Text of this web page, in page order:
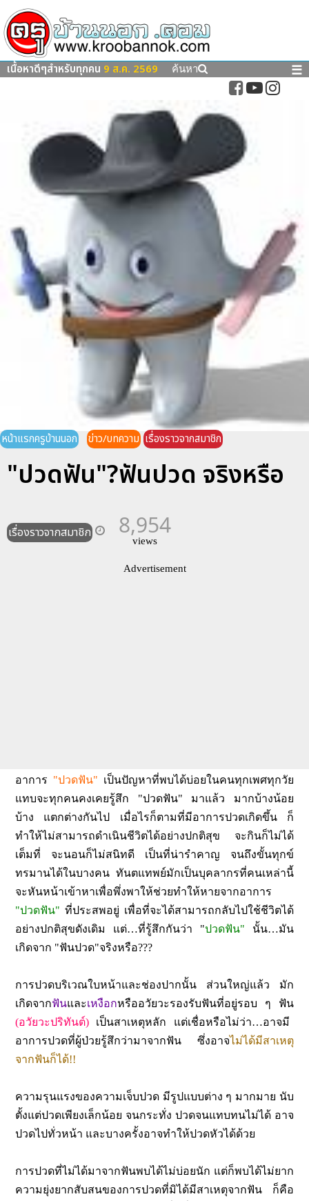
เนื้อหาดีๆสำหรับทุกคน 9 ส.ค. 2569 ค้นหา ☰
หน้าแรกครูบ้านนอก ข่าว/บทความ เรื่องราวจากสมาชิก
"ปวดฟัน"?ฟันปวด จริงหรือ
เรื่องราวจากสมาชิก 8,954
views
Advertisement
อาการ "ปวดฟัน" เป็นปัญหาที่พบได้บ่อยในคนทุกเพศทุกวัย
แทบจะทุกคนคงเคยรู้สึก "ปวดฟัน" มาแล้ว มากบ้างน้อย
บ้าง แตกต่างกันไป เมื่อไรก็ตามที่มีอาการปวดเกิดขึ้น ก็
ทำให้ไม่สามารถดำเนินชีวิตได้อย่างปกติสุข จะกินก็ไม่ได้
เต็มที่ จะนอนก็ไม่สนิทดี เป็นที่น่ารำคาญ จนถึงขั้นทุกข์
ทรมานได้ในบางคน ทันตแทพย์มักเป็นบุคลากรที่คนเหล่านี้
จะหันหน้าเข้าหาเพื่อพึ่งพาให้ช่วยทำให้หายจากอาการ
"ปวดฟัน" ที่ประสพอยู่ เพื่อที่จะได้สามารถกลับไปใช้ชีวิตได้
อย่างปกติสุขดังเดิม แต่…ที่รู้สึกกันว่า "ปวดฟัน" นั้น…มัน
เกิดจาก "ฟันปวด"จริงหรือ???
การปวดบริเวณใบหน้าและช่องปากนั้น ส่วนใหญ่แล้ว มัก
เกิดจากฟันและเหงือกหรืออวัยวะรองรับฟันที่อยู่รอบ ๆ ฟัน
(อวัยวะปริทันต์)
เป็นสาเหตุหลัก แต่เชื่อหรือไม่ว่า…อาจมี
อาการปวดที่ผู้ป่วยรู้สึกว่ามาจากฟัน ซึ่งอาจไม่ได้มีสาเหตุ
จากฟันก็ได้!!
ความรุนแรงของความเจ็บปวด มีรูปแบบต่าง ๆ มากมาย นับ
ตั้งแต่ปวดเพียงเล็กน้อย จนกระทั่ง ปวดจนแทบทนไม่ได้ อาจ
ปวดไปทั่วหน้า และบางครั้งอาจทำให้ปวดหัวได้ด้วย
การปวดที่ไม่ได้มาจากฟันพบได้ไม่บ่อยนัก แต่ก็พบได้ไม่ยาก
ความยุ่งยากสับสนของการปวดที่มิได้มีสาเหตุจากฟัน ก็คือ